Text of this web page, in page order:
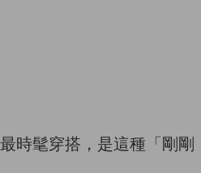
時髦穿搭，是這種「剛剛